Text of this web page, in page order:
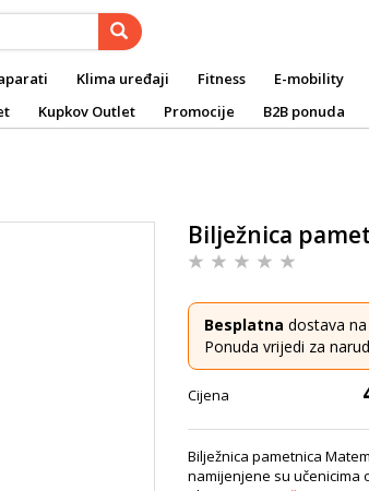
Klima uređaji Fitness E-mobility
Kupkov Outlet Promocije B2B ponuda
Bilježnica
Besplatna dostava
Ponuda vrijedi za
Cijena
Bilježnica pametnica
namijenjene su učenicima